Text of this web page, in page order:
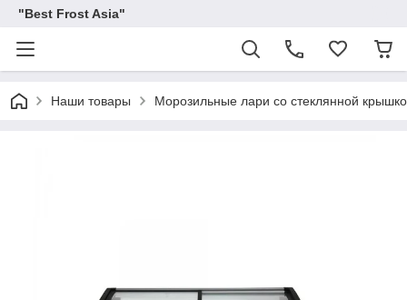
"Best Frost Asia"
Наши товары Морозильные лари со стеклянной